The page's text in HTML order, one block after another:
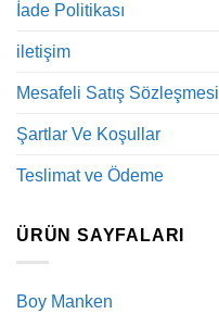
İade Politikası
iletişim
Mesafeli Satış Sözleşmesi
Şartlar Ve Koşullar
Teslimat ve Ödeme
ÜRÜN SAYFALARI
Boy Manken